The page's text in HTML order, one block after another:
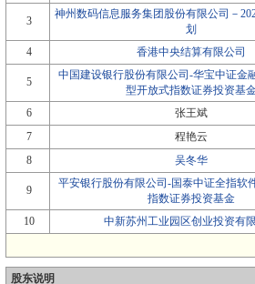
3
神州数码信息服务集团股份有限公司－
划
4
香港中央结算有限公司
5
中国建设银行股份有限公司-华宝中证金
型开放式指数证券投资基
6
张王斌
7
程艳云
8
吴冬华
9
平安银行股份有限公司-国泰中证全指软
指数证券投资基金
10
中新苏州工业园区创业投资有
股东说明